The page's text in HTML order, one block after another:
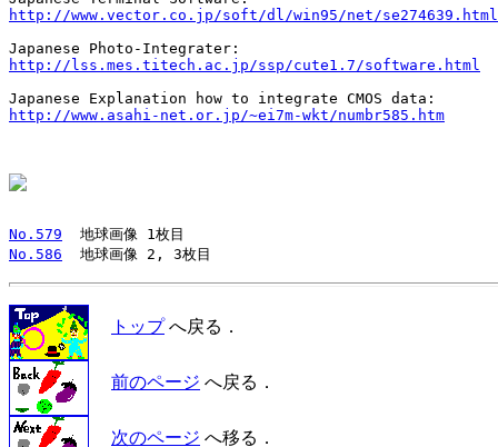
http://www.vector.co.jp/soft/dl/win95/net/se274639.html
http://lss.mes.titech.ac.jp/ssp/cute1.7/software.html
http://www.asahi-net.or.jp/~ei7m-wkt/numbr585.htm
No.579
No.586
トップへ戻る．
前のページ へ戻る．
次のページ へ移る．